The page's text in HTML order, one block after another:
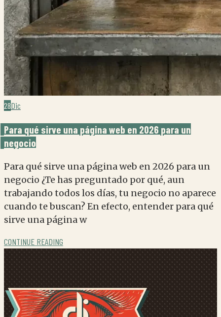
28Dic
Para qué sirve una página web en 2026 para un
negocio
Para qué sirve una página web en 2026 para un
negocio ¿Te has preguntado por qué, aun
trabajando todos los días, tu negocio no aparece
cuando te buscan? En efecto, entender para qué
sirve una página w
CONTINUE READING